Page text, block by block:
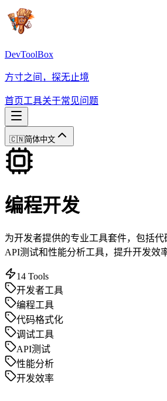
DevToolBox
方寸之间，探无止境
首页工具关于常见问题
🇨🇳简体中文
编程开发
为开发者提供的专业工具套件，包括代
API测试和性能分析工具，提升开发效
14 Tools
开发者工具
编程工具
代码格式化
调试工具
API测试
性能分析
开发效率